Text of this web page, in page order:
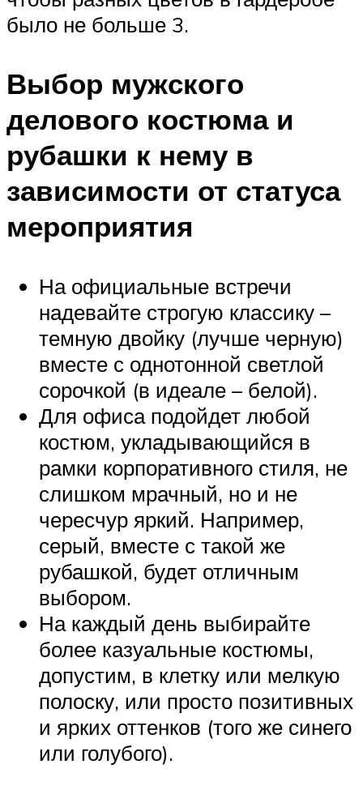
было не больше 3.
Выбор мужского
делового костюма и
рубашки к нему в
зависимости от статуса
мероприятия
На официальные встречи
надевайте строгую классику –
темную двойку (лучше черную)
вместе с однотонной светлой
сорочкой (в идеале – белой).
Для офиса подойдет любой
костюм, укладывающийся в
рамки корпоративного стиля, не
слишком мрачный, но и не
чересчур яркий. Например,
серый, вместе с такой же
рубашкой, будет отличным
выбором.
На каждый день выбирайте
более казуальные костюмы,
допустим, в клетку или мелкую
полоску, или просто позитивных
и ярких оттенков (того же синего
или голубого).